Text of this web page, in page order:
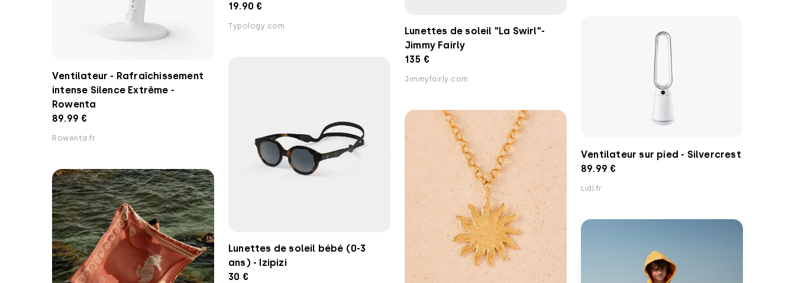
19.90 €
Typology.com
Lunettes de soleil "La Swirl"-
Jimmy Fairly
135 €
Jimmyfairly.com
Ventilateur - Rafraîchissement
intense Silence Extrême -
Rowenta
89.99 €
Rowenta.fr
Ventilateur sur pied - Silvercrest
89.99 €
Lidl.fr
Lunettes de soleil bébé (0-3
ans) - Izipizi
30 €